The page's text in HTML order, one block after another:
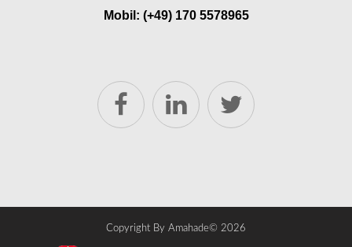
Mobil: (+49) 170 5578965
Copyright By Amahade© 2026